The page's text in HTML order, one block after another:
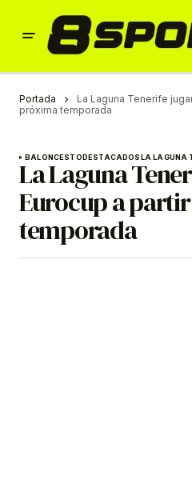
Portada
La Laguna Tenerife
próxima temporada
BALONCESTODESTACADOSLA LAGUNA
La Laguna
Eurocup a
temporada